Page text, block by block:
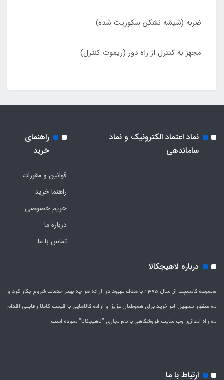
ضربه (شیشه نشکن سکوریت شده)
مجهز به کنترل از راه دور (ریموت کنترل)
نماد اعتماد الکترونیک و نماد
ساماندهی
راهنمای
خرید
قوانین و مقررات
راهنما خرید
حریم خصوصی
درباره ما
تماس با ما
درباره لاهیجکالا
مجموعه کانسپت از سال 1395 با هدف بهبود در ارائه هر چه بهتر خدمات شروع بکار کرد و
به منظور تسهیل امر خرید برای هموطنان عزیز و ارائه کالاهایی با قیمت کاملاَ رقابتی اقدام
به راه اندازی وب سایت فروشگاهی با نام تجاری "لاهیج­کالا" نموده است.
ارتباط با ما